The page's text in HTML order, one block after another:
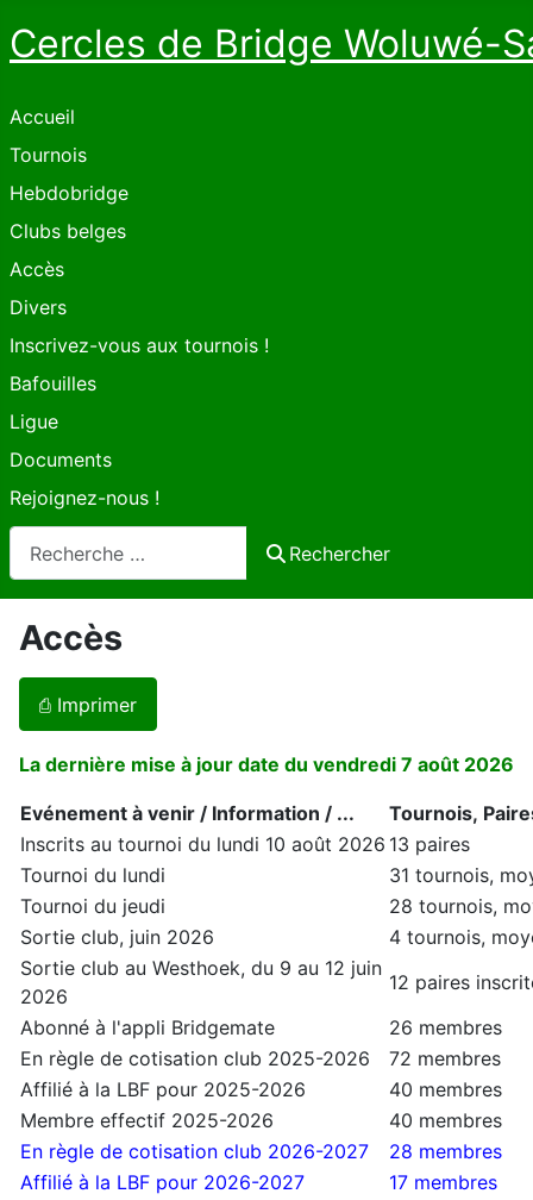
Cercles de Bridge Woluwé-
Accueil
Tournois
Hebdobridge
Clubs belges
Accès
Divers
Inscrivez-vous aux tournois !
Bafouilles
Ligue
Documents
Rejoignez-nous !
Rechercher
Accès
⎙ Imprimer
La dernière mise à jour date du vendredi 7 août 2026
Evénement à venir / Information / ...
Tournois,
Inscrits au tournoi du lundi 10 août 2026 13 paires
Tournoi du lundi
31 tournois,
Tournoi du jeudi
28 tournois,
Sortie club, juin 2026
4 tournois,
Sortie club au Westhoek, du 9 au 12 juin
2026
12 paires
Abonné à l'appli Bridgemate
26 membres
En règle de cotisation club 2025-2026
72 membres
Affilié à la LBF pour 2025-2026
40 membres
Membre effectif 2025-2026
40 membres
En règle de cotisation club 2026-2027
28 membres
Affilié à la LBF pour 2026-2027
17 membres